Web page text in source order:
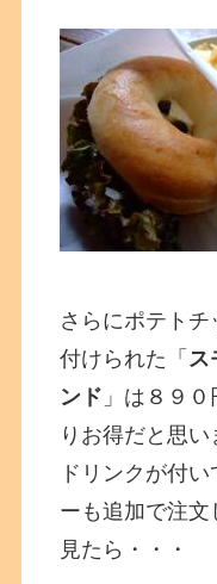
さらにポテトチ
付けられた「 ス
ンド 」は８９
りお得だと思い
ドリンクが付
ーも追加で注
見たら・・・